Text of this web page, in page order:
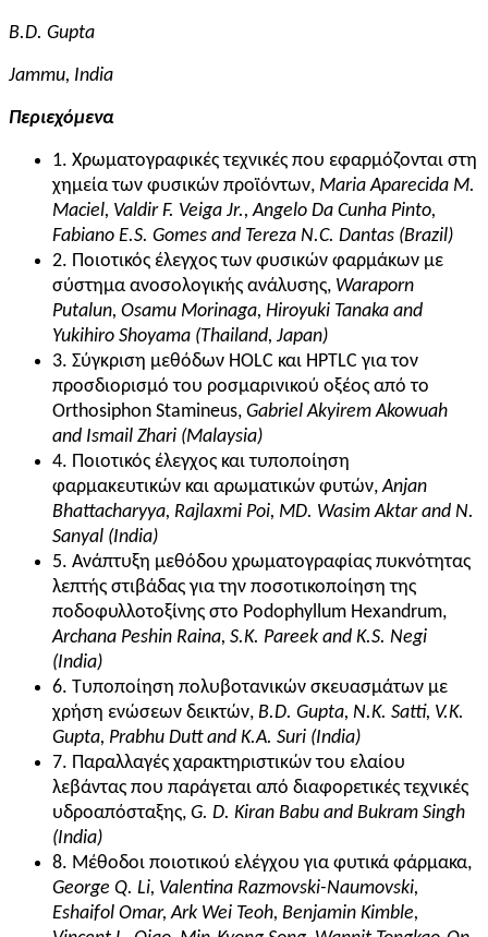
B.D. Gupta
Jammu, India
Περιεχόμενα
1. Χρωματογραφικές τεχνικές που εφαρμόζονται στη
χημεία των φυσικών προϊόντων, Maria Aparecida M.
Maciel, Valdir F. Veiga Jr., Angelo Da Cunha Pinto,
Fabiano E.S. Gomes and Tereza N.C. Dantas (Brazil)
2. Ποιοτικός έλεγχος των φυσικών φαρμάκων με
σύστημα ανοσολογικής ανάλυσης, Waraporn
Putalun, Osamu Morinaga, Hiroyuki Tanaka and
Yukihiro Shoyama (Thailand, Japan)
3. Σύγκριση μεθόδων HOLC και HPTLC για τον
προσδιορισμό του ροσμαρινικού οξέος από το
Orthosiphon Stamineus, Gabriel Akyirem Akowuah
and Ismail Zhari (Malaysia)
4. Ποιοτικός έλεγχος και τυποποίηση
φαρμακευτικών και αρωματικών φυτών,Anjan
Bhattacharyya, Rajlaxmi Poi, MD. Wasim Aktar and N.
Sanyal (India)
5. Ανάπτυξη μεθόδου χρωματογραφίας πυκνότητας
λεπτής στιβάδας για την ποσοτικοποίηση της
ποδοφυλλοτοξίνης στο Podophyllum Hexandrum,
Archana Peshin Raina, S.K. Pareek and K.S. Negi
(India)
6. Τυποποίηση πολυβοτανικών σκευασμάτων με
χρήση ενώσεων δεικτών, B.D. Gupta, N.K. Satti, V.K.
Gupta, Prabhu Dutt and K.A. Suri (India)
7. Παραλλαγές χαρακτηριστικών του ελαίου
λεβάντας που παράγεται από διαφορετικές τεχνικές
υδροαπόσταξης, G. D. Kiran Babu and Bukram Singh
(India)
8. Μέθοδοι ποιοτικού ελέγχου για φυτικά φάρμακα,
George Q. Li, Valentina Razmovski-Naumovski,
Eshaifol Omar, Ark Wei Teoh, Benjamin Kimble,